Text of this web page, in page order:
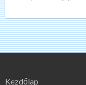
Kezdőlap